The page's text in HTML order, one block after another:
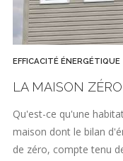
EFFICACITÉ ÉNERGÉTIQUE
LA MAISON
Qu'est-ce qu'une
maison dont le bilan
de zéro, compte tenu